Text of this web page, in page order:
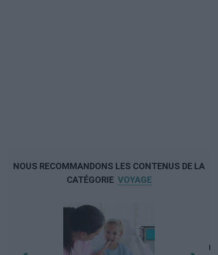
NOUS RECOMMANDONS LES CONTENUS DE LA
CATÉGORIE VOYAGE